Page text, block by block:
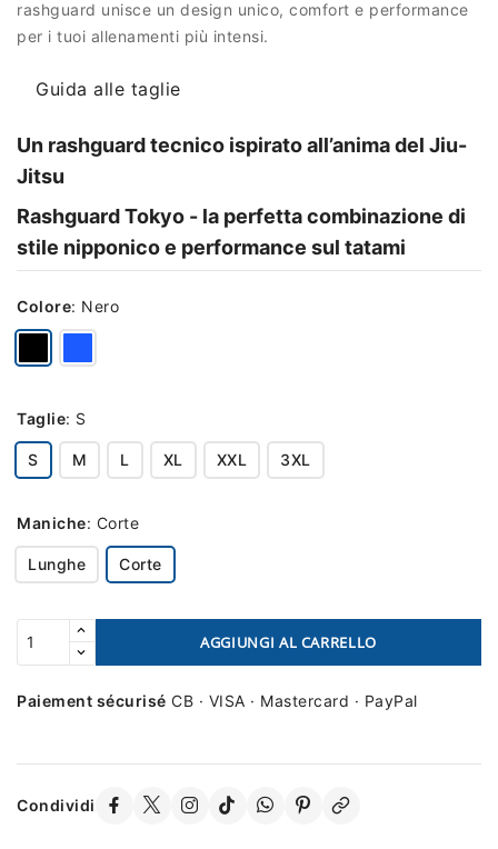
rashguard unisce un design unico, comfort e performance
per i tuoi allenamenti più intensi.
Guida alle taglie
Un rashguard tecnico ispirato all’anima del Jiu-
Jitsu
Rashguard Tokyo - la perfetta combinazione di
stile nipponico e performance sul tatami
Colore: Nero
Taglie: S
S M L XL XXL 3XL
Maniche: Corte
Lunghe Corte
AGGIUNGI AL CARRELLO
Paiement sécurisé CB · VISA · Mastercard · PayPal
Condividi